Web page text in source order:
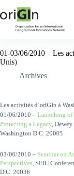
01-03/06/2010 – Les
Unis)
Archives
Les activités d’oriGIn à
01/06/2010 – Launching of
Protecting a Legacy,
Washington D.C. 20005
03/06/2010 – Seminar on
Perspectives, SEIU
D.C. 20036